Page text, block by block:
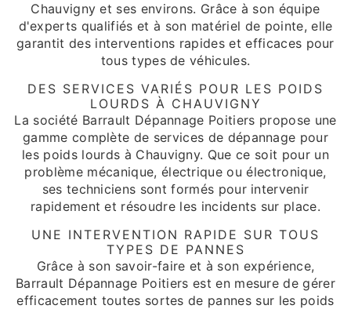
Chauvigny et ses environs. Grâce à son équipe
d'experts qualifiés et à son matériel de pointe, elle
garantit des interventions rapides et efficaces pour
tous types de véhicules.
DES SERVICES VARIÉS POUR LES POIDS
LOURDS À CHAUVIGNY
La société Barrault Dépannage Poitiers propose une
gamme complète de services de dépannage pour
les poids lourds à Chauvigny. Que ce soit pour un
problème mécanique, électrique ou électronique,
ses techniciens sont formés pour intervenir
rapidement et résoudre les incidents sur place.
UNE INTERVENTION RAPIDE SUR TOUS
TYPES DE PANNES
Grâce à son savoir-faire et à son expérience,
Barrault Dépannage Poitiers est en mesure de gérer
efficacement toutes sortes de pannes sur les poids